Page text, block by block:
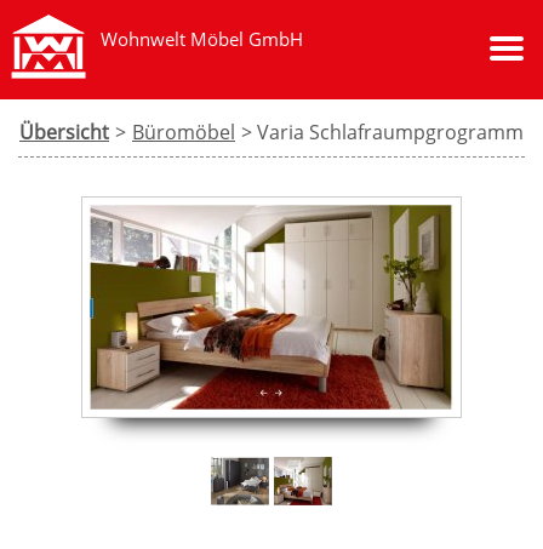
Wohnwelt Möbel GmbH
Übersicht > Büromöbel > Varia Schlafraumpgrogramm